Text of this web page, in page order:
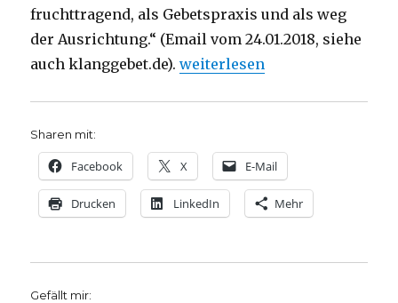
fruchttragend, als Gebetspraxis und als weg
der Ausrichtung.“ (Email vom 24.01.2018, siehe
auch klanggebet.de).„Sei gesegnet! Rezension
weiterlesen
Sharen mit:
Facebook X E-Mail
Drucken LinkedIn Mehr
Gefällt mir: